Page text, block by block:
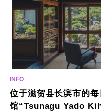
位于滋贺县长滨市的
馆“Tsunagu Yado